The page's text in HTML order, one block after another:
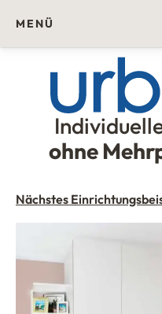
Urbana Möbel
ohne
MENÜ
Kontakt
Nächstes